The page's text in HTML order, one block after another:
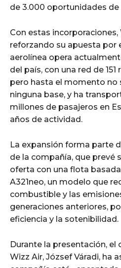
de 3.000 oportunidades
Con estas
reforzando su apuesta por
aerolínea opera
del país, con una red de 151
pero hasta el momento no
ninguna base, y ha
millones de pasajeros en
años de actividad.
La expansión forma parte
de la compañía, que prevé
oferta con una flota
A321neo, un modelo que
combustible y las
generaciones anteriores,
eficiencia y la sotenibilidad.
Durante la presentación,
Wizz Air, József Váradi, ha